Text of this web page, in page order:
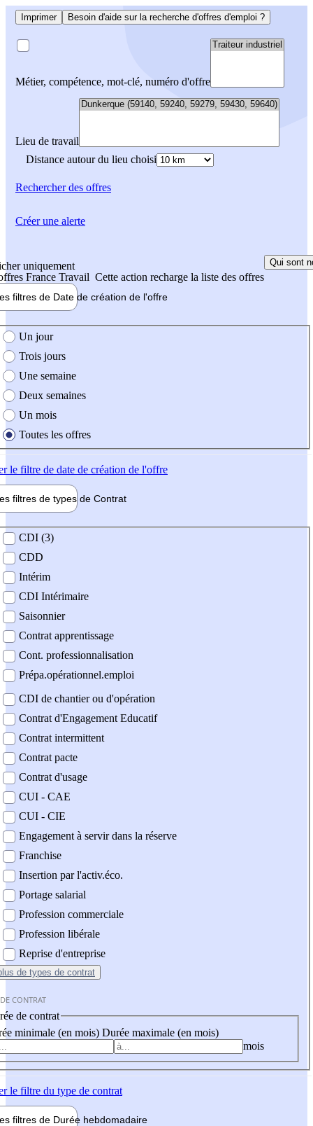
Imprimer Besoin d'aide sur la recherche d'offres d'emploi ?
Métier, compétence, mot-clé, numéro d'offre
Lieu de travail
Distance autour du lieu choisi
Rechercherdes offres
uniquement
France Travail Cette action recharge la liste des offres
Qui sont
filtres de Date de création de l'offre
création de l'offre
Un jour
Trois jours
Une semaine
Deux semaines
Un mois
Toutes les offres
le filtre de date de création de l'offre
filtres de types de Contrat
contrat
CDI (3)
CDD
Intérim
CDI Intérimaire
Saisonnier
Contrat apprentissage
Cont. professionnalisation
Prépa.opérationnel.emploi
CDI de chantier ou d'opération
Contrat d'Engagement Educatif
Contrat intermittent
Contrat pacte
Contrat d'usage
CUI - CAE
CUI - CIE
Engagement à servir dans la réserve
Franchise
Insertion par l'activ.éco.
Portage salarial
Profession commerciale
Profession libérale
Reprise d'entreprise
de types de contrat
CONTRAT
de contrat
minimale (en mois) Durée maximale (en mois)
mois
le filtre du type de contrat
filtres de Durée hebdomadaire
Créer une alerte